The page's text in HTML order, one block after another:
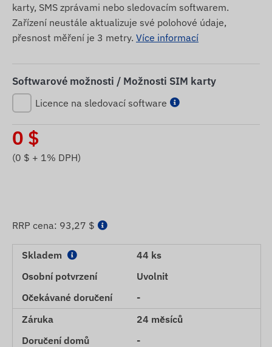
karty, SMS zprávami nebo sledovacím softwarem.
Zařízení neustále aktualizuje své polohové údaje,
přesnost měření je 3 metry. Více informací
Softwarové možnosti / Možnosti SIM karty
Licence na sledovací software
0 $
(0 $ + 1% DPH)
RRP cena: 93,27 $
Skladem
44 ks
Osobní potvrzení
Uvolnit
Očekávané doručení
-
Záruka
24 měsíců
Doručení domů
-